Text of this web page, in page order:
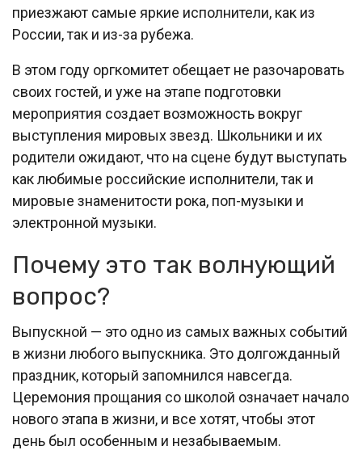
приезжают самые яркие исполнители, как из
России, так и из-за рубежа.
В этом году оргкомитет обещает не разочаровать
своих гостей, и уже на этапе подготовки
мероприятия создает возможность вокруг
выступления мировых звезд. Школьники и их
родители ожидают, что на сцене будут выступать
как любимые российские исполнители, так и
мировые знаменитости рока, поп-музыки и
электронной музыки.
Почему это так волнующий
вопрос?
Выпускной — это одно из самых важных событий
в жизни любого выпускника. Это долгожданный
праздник, который запомнился навсегда.
Церемония прощания со школой означает начало
нового этапа в жизни, и все хотят, чтобы этот
день был особенным и незабываемым.